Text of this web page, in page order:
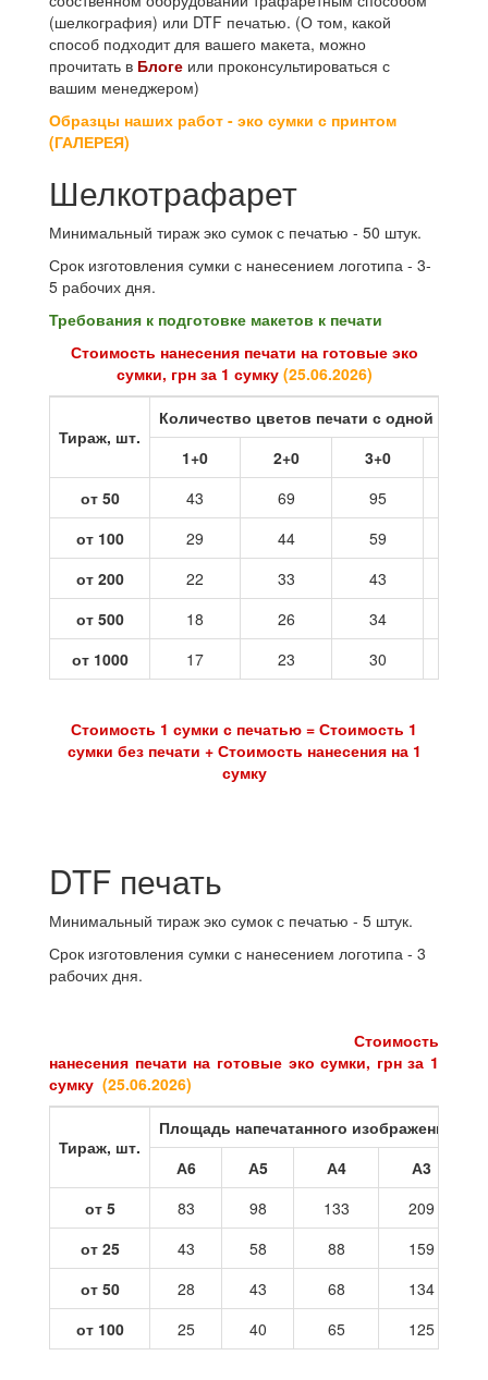
(шелкография) или DTF печатью. (О том, какой
способ подходит для вашего макета, можно
прочитать в Блоге или проконсультироваться с
вашим менеджером)
Образцы наших работ - эко сумки с принтом
(ГАЛЕРЕЯ)
Шелкотрафарет
Минимальный тираж эко сумок с печатью - 50 штук.
Срок изготовления сумки с нанесением логотипа - 3-
5 рабочих дня.
Требования к подготовке макетов к печати
Стоимость нанесения печати на готовые эко
сумки, грн за 1 сумку (25.06.2026)
Тираж, шт.
Количество цветов печати с одной
1+0
2+0 3+0
от 50
43 69 95
от 100
29 44 59
от 200
22 33 43
от 500
18 26 34
от 1000
17 23 30
Стоимость 1 сумки с печатью = Стоимость 1
сумки без печати + Стоимость нанесения на 1
сумку
DTF печать
Минимальный тираж эко сумок с печатью - 5 штук.
Срок изготовления сумки с нанесением логотипа - 3
рабочих дня.
Стоимость
нанесения печати на готовые эко сумки, грн за 1
сумку (25.06.2026)
Тираж, шт.
Площадь напечатанного изображения
А6
А5 А4
А3
от 5
83 98 133
209
от 25
43 58 88
159
от 50
28 43 68
134
от 100
25 40 65 125